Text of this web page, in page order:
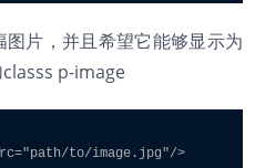
片，并且希望它能够显示为
p-image
to/image.jpg"/>